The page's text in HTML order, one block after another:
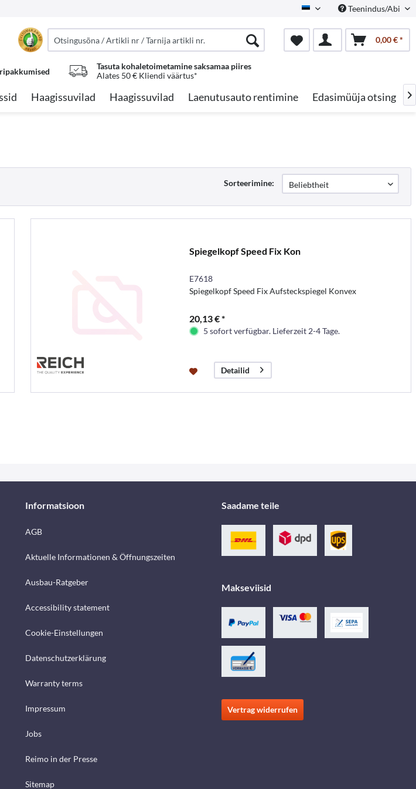
Estonian Teenindus/Abi
0,00 € *
Tasuta kohaletoimetamine saksamaa piires
Alates 50 € Kliendi väärtus*
Haagissuvilad Haagissuvilad Laenutusauto rentimine Edasimüüja otsing 
Sorteerimine:
Spiegelkopf Speed Fix Kon
E7618
Spiegelkopf Speed Fix Aufsteckspiegel Konvex
20,13 € *
5 sofort verfügbar. Lieferzeit 2-4 Tage.
Detailid
Informatsioon
AGB
Aktuelle Informationen & Öffnungszeiten
Ausbau-Ratgeber
Accessibility statement
Cookie-Einstellungen
Datenschutzerklärung
Warranty terms
Impressum
Jobs
Reimo in der Presse
Sitemap
Saadame teile
Makseviisid
Vertrag widerrufen